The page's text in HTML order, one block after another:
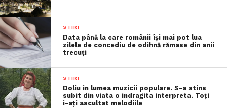
STIRI
Data până la care românii îşi mai pot lua
zilele de concediu de odihnă rămase din anii
trecuţi
STIRI
Doliu in lumea muzicii populare. S-a stins
subit din viata o indragita interpreta. Toți
i-ați ascultat melodiile